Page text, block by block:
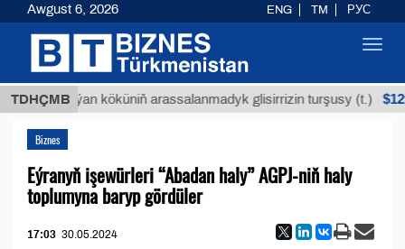
TDHÇMB
Buýan köküniň arassalanmadyk glisirrizin turşusy (t.) $12935,18
Biznes
Eýranyň işewürleri “Abadan haly” AGPJ-niň haly
toplumyna baryp gördüler
17:03 30.05.2024
Awgust 6, 2026 ENG TM РУС